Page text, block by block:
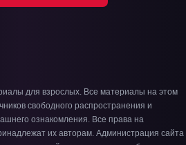
для взрослых. Все материалы на этом
свободного распространения и
ознакомления. Все права на
их авторам. Администрация сайта